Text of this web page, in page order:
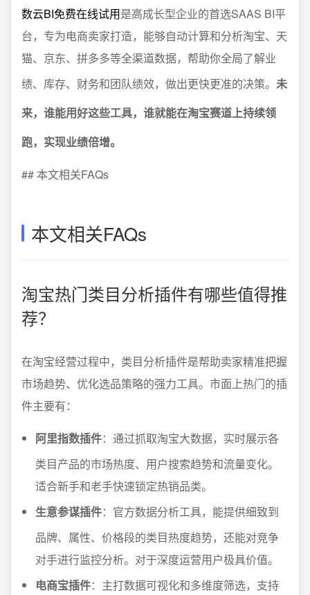
数云BI免费在线试用是高成长型企业的首选SAAS BI平
台，专为电商卖家打造，能够自动计算和分析淘宝、天
猫、京东、拼多多等全渠道数据，帮助你全局了解业
绩、库存、财务和团队绩效，做出更快更准的决策。 未
来，谁能用好这些工具，谁就能在淘宝赛道上持续领
跑，实现业绩倍增。
## 本文相关FAQs
本文相关FAQs
淘宝热门类目分析插件有哪些值得推
荐？
在淘宝经营过程中，类目分析插件是帮助卖家精准把握
市场趋势、优化选品策略的强力工具。市面上热门的插
件主要有：
阿里指数插件：通过抓取淘宝大数据，实时展示各
类目产品的市场热度、用户搜索趋势和流量变化。
适合新手和老手快速锁定热销品类。
生意参谋插件：官方数据分析工具，能提供细致到
品牌、属性、价格段的类目热度趋势，还能对竞争
对手进行监控分析。对于深度运营用户极具价值。
电商宝插件：主打数据可视化和多维度筛选，支持